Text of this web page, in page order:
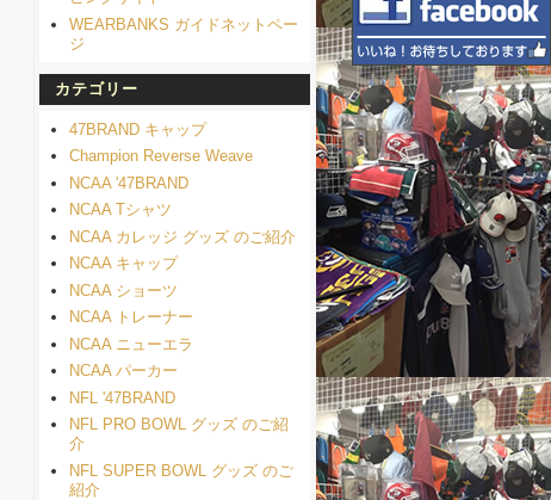
WEARBANKS ガイドネットペー
ジ
カテゴリー
47BRAND キャップ
Champion Reverse Weave
NCAA '47BRAND
NCAA Tシャツ
NCAA カレッジ グッズ のご紹介
NCAA キャップ
NCAA ショーツ
NCAA トレーナー
NCAA ニューエラ
NCAA パーカー
NFL '47BRAND
NFL PRO BOWL グッズ のご紹
介
NFL SUPER BOWL グッズ のご
紹介